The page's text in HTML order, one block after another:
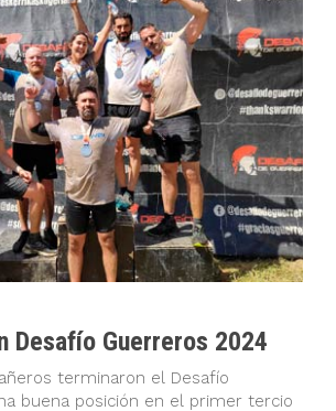
Desafío Guerreros 2024
terminaron el Desafío
buena posición en el primer tercio